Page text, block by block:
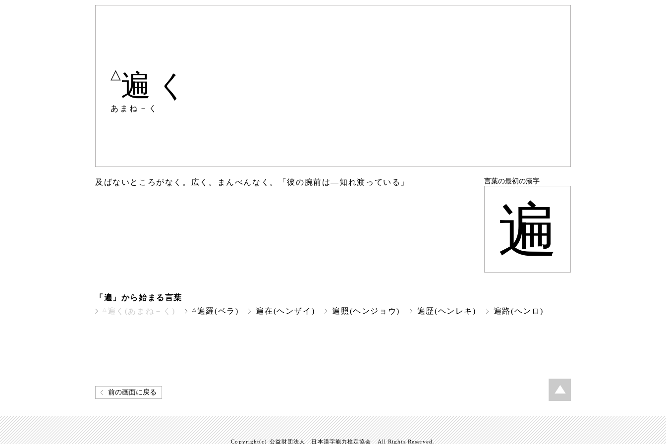
△遍く
あまね－く
及ばないところがなく。広く。まんべんなく。「彼の腕前は―知れ渡っている」 言葉の最初の漢字
遍
「遍」から始まる言葉
△ 遍く(あまね－く) △ 遍羅(ベラ) 遍在(ヘンザイ) 遍照(ヘンジョウ) 遍歴(ヘンレキ) 遍路(ヘンロ)
前の画面に戻る
Copyright(c) 公益財団法人 日本漢字能力検定協会 All Rights Reserved.